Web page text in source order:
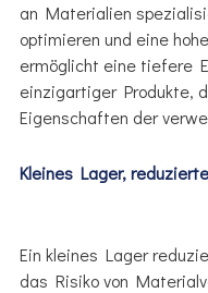
an Materialien
optimieren und eine
ermöglicht eine tiefere
einzigartiger Produkte,
Eigenschaften der
Kleines Lager,
Ein kleines Lager
das Risiko von